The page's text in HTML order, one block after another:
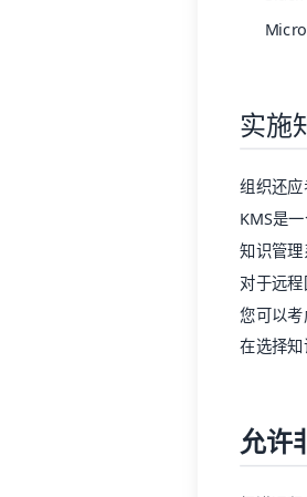
实施
组织还
KMS是
知识管理
对于远
您可以
在选择知
允许